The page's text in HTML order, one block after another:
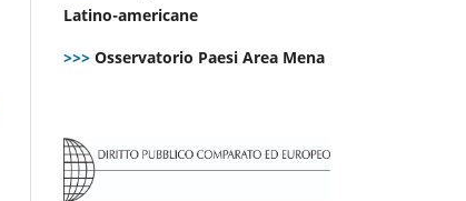
Latino-americane
>>> Osservatorio Paesi Area Mena